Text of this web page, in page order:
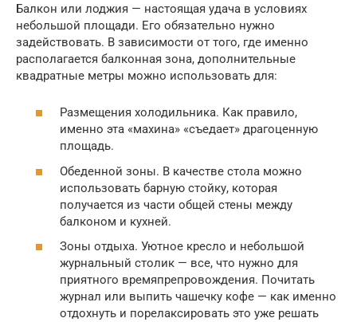
Балкон или лоджия — настоящая удача в условиях
небольшой площади. Его обязательно нужно
задействовать. В зависимости от того, где именно
располагается балконная зона, дополнительные
квадратные метры можно использовать для:
Размещения холодильника. Как правило,
именно эта «махина» «съедает» драгоценную
площадь.
Обеденной зоны. В качестве стола можно
использовать барную стойку, которая
получается из части общей стены между
балконом и кухней.
Зоны отдыха. Уютное кресло и небольшой
журнальный столик — все, что нужно для
приятного времяпрепровождения. Почитать
журнал или выпить чашечку кофе — как именно
отдохнуть и порелаксировать это уже решать